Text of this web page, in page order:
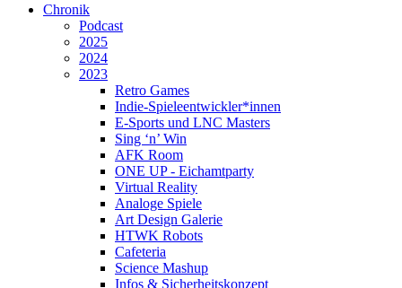
Chronik
Podcast
2025
2024
2023
Retro Games
Indie-Spieleentwickler*innen
E-Sports und LNC Masters
Sing ‘n’ Win
AFK Room
ONE UP - Eichamtparty
Virtual Reality
Analoge Spiele
Art Design Galerie
HTWK Robots
Cafeteria
Science Mashup
Infos & Sicherheitskonzept